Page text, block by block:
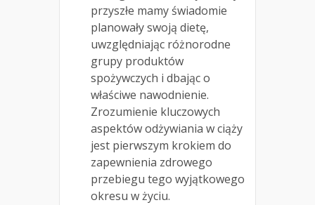
przyszłe mamy świadomie
planowały swoją dietę,
uwzględniając różnorodne
grupy produktów
spożywczych i dbając o
właściwe nawodnienie.
Zrozumienie kluczowych
aspektów odżywiania w ciąży
jest pierwszym krokiem do
zapewnienia zdrowego
przebiegu tego wyjątkowego
okresu w życiu.